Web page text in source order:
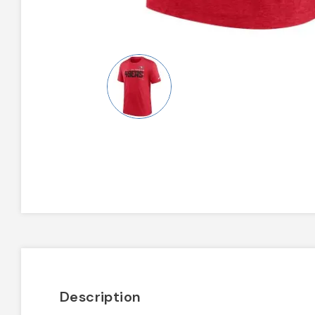
Description